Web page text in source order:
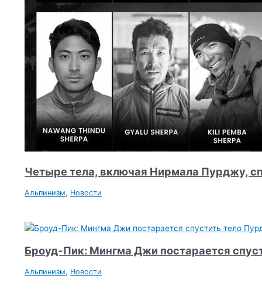
Четыре тела, включая Нирмала Пурджу,
Альпинизм, Новости
Броуд-Пик: Мингма Джи постарается
Альпинизм, Новости